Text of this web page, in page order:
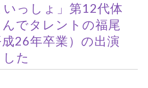
っしょ」第12代体
でタレントの福尾
26年卒業）の出演
た